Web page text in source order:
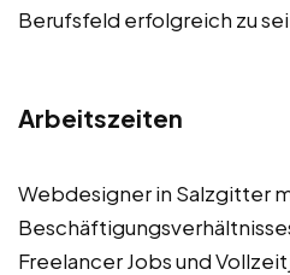
Berufsfeld erfolgreich zu
Arbeitszeiten
Webdesigner in Salzgitter
Freelancer Jobs und